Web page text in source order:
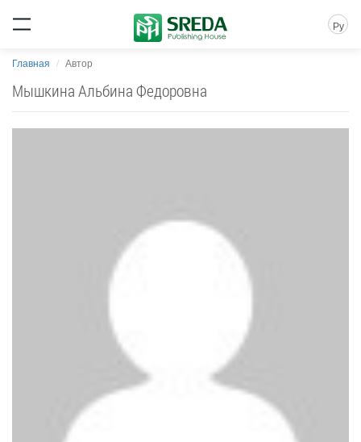
Ру
Главная Автор
Мышкина Альбина Федоровна